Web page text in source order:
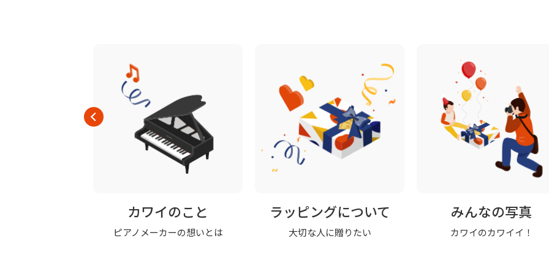
カワイのこと
ピアノメーカーの想いとは
ラッピングについて
大切な人に贈りたい
みんなの写真
カワイのカワイイ！